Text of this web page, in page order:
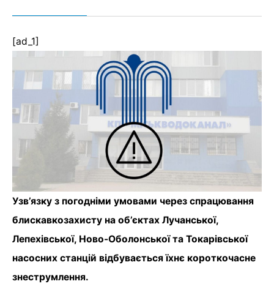
[ad_1]
Узв’язку з погодніми умовами через спрацювання
блискавкозахисту на об’єктах Лучанської,
Лепехівської, Ново-Оболонської та Токарівської
насосних станцій відбувається їхнє короткочасне
знеструмлення.